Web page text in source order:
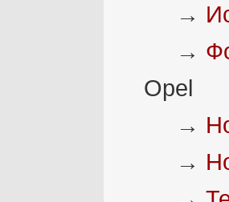
→
→
Opel
→
→